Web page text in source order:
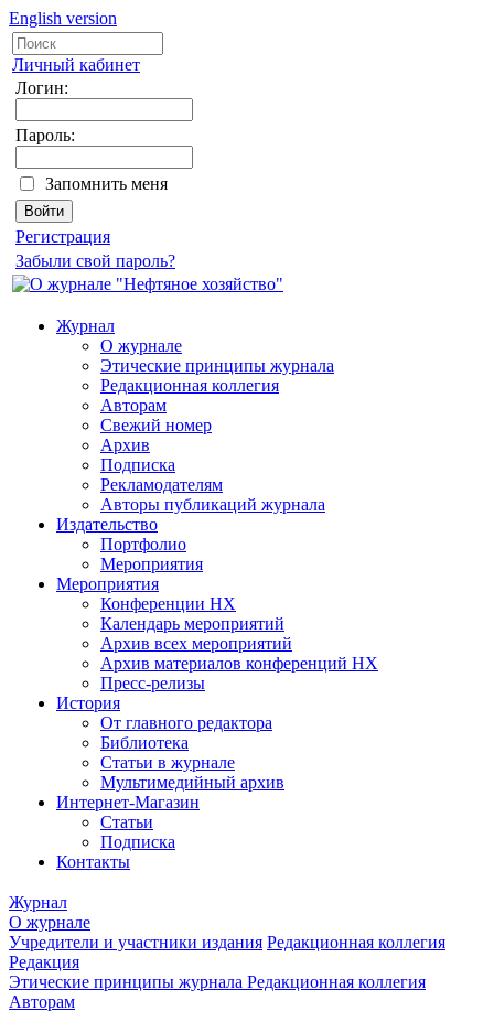
English version
Личный кабинет
Логин:
Пароль:
Запомнить меня
Регистрация
Забыли свой пароль?
Журнал
О журнале
Этические принципы журнала
Редакционная коллегия
Авторам
Свежий номер
Архив
Подписка
Рекламодателям
Авторы публикаций журнала
Издательство
Портфолио
Мероприятия
Мероприятия
Конференции НХ
Календарь мероприятий
Архив всех мероприятий
Архив материалов конференций НХ
Пресс-релизы
История
От главного редактора
Библиотека
Статьи в журнале
Мультимедийный архив
Интернет-Магазин
Статьи
Подписка
Контакты
Журнал
О журнале
Учредители и участники издания Редакционная коллегия
Редакция
Этические принципы журнала Редакционная коллегия
Авторам